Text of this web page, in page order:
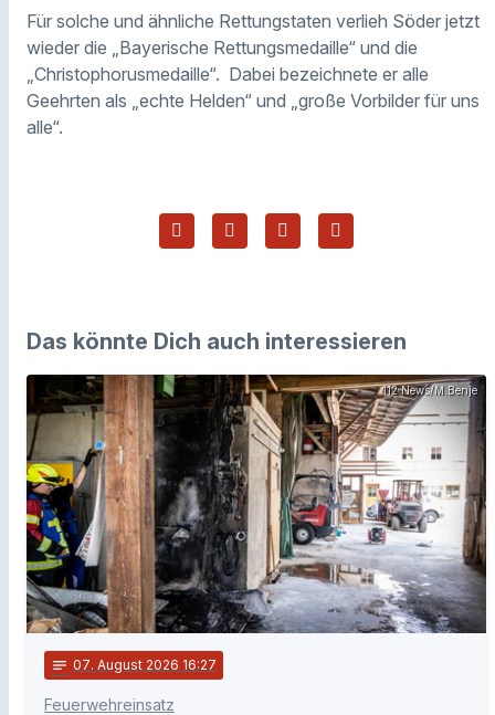
Für solche und ähnliche Rettungstaten verlieh Söder jetzt
wieder die „Bayerische Rettungsmedaille“ und die
„Christophorusmedaille“. Dabei bezeichnete er alle
Geehrten als „echte Helden“ und „große Vorbilder für uns
alle“.
Das könnte Dich auch interessieren
112 News/M.Benje
notes 07. August 2026 16:27
Feuerwehreinsatz